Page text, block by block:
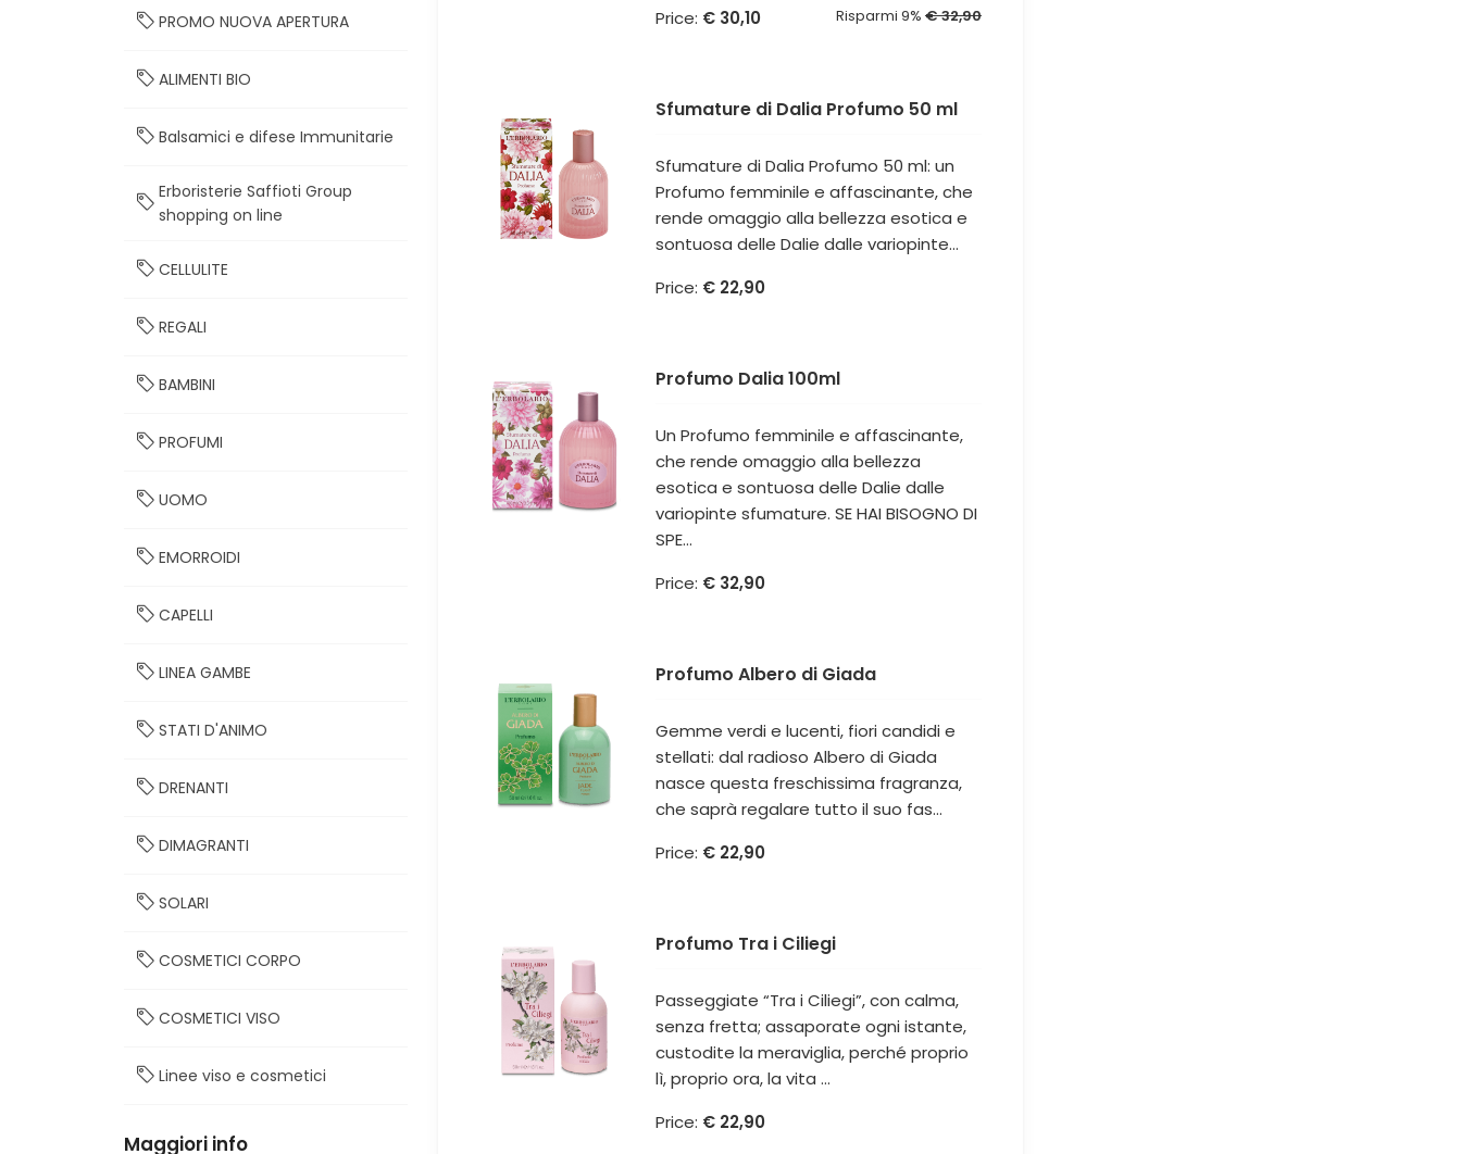
PROMO NUOVA APERTURA
ALIMENTI BIO
Balsamici e difese Immunitarie
Erboristerie Saffioti Group
shopping on line
CELLULITE
REGALI
BAMBINI
PROFUMI
UOMO
EMORROIDI
CAPELLI
LINEA GAMBE
STATI D'ANIMO
DRENANTI
DIMAGRANTI
SOLARI
COSMETICI CORPO
COSMETICI VISO
Linee viso e cosmetici
Maggiori info
Price: € 30,10 Risparmi 9% € 32,90
Sfumature di Dalia Profumo 50 ml
Sfumature di Dalia Profumo 50 ml: un
Profumo femminile e affascinante, che
rende omaggio alla bellezza esotica e
sontuosa delle Dalie dalle variopinte...
Price: € 22,90
Profumo Dalia 100ml
Un Profumo femminile e affascinante,
che rende omaggio alla bellezza
esotica e sontuosa delle Dalie dalle
variopinte sfumature. SE HAI BISOGNO DI
SPE...
Price: € 32,90
Profumo Albero di Giada
Gemme verdi e lucenti, fiori candidi e
stellati: dal radioso Albero di Giada
nasce questa freschissima fragranza,
che saprà regalare tutto il suo fas...
Price: € 22,90
Profumo Tra i Ciliegi
Passeggiate “Tra i Ciliegi”, con calma,
senza fretta; assaporate ogni istante,
custodite la meraviglia, perché proprio
lì, proprio ora, la vita ...
Price: € 22,90